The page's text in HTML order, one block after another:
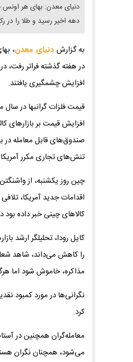
​دنیای معدن: بهای هر اونس
دهه اخیر رسید و طلا را در
به گزارش دنیای معدن،
افزایش چشمگیری یافتند.
افزایش قیمت بر بازارهای
صندوق‌های قابل معامله در
تنش‌های تجاری مکرر آمریکا
چین روز یکشنبه، از
کالاهای چینی خبر داده
را کاهش می‌داند، شاهد
مذاکره، خاموش شود اما
کرد.
معامله‌گران همچنین در
می‌شود، همچنان نگران